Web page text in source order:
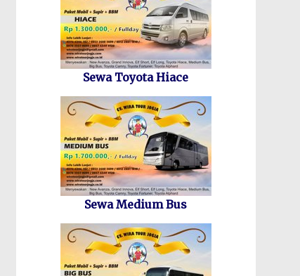
Sewa Toyota Hiace
Sewa Medium Bus